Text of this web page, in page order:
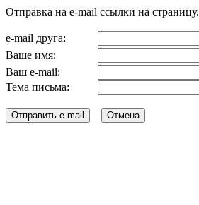
Отправка на e-mail ссылки на страницу.
e-mail друга:
Ваше имя:
Ваш e-mail:
Тема письма: